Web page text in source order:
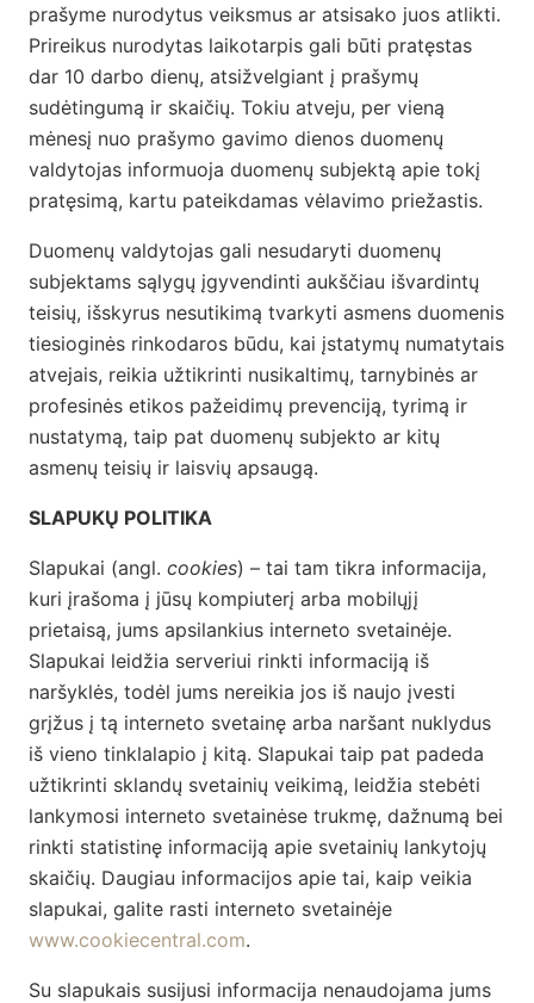
prašyme nurodytus veiksmus ar atsisako juos atlikti.
Prireikus nurodytas laikotarpis gali būti pratęstas
dar 10 darbo dienų, atsižvelgiant į prašymų
sudėtingumą ir skaičių. Tokiu atveju, per vieną
mėnesį nuo prašymo gavimo dienos duomenų
valdytojas informuoja duomenų subjektą apie tokį
pratęsimą, kartu pateikdamas vėlavimo priežastis.
Duomenų valdytojas gali nesudaryti duomenų
subjektams sąlygų įgyvendinti aukščiau išvardintų
teisių, išskyrus nesutikimą tvarkyti asmens duomenis
tiesioginės rinkodaros būdu, kai įstatymų numatytais
atvejais, reikia užtikrinti nusikaltimų, tarnybinės ar
profesinės etikos pažeidimų prevenciją, tyrimą ir
nustatymą, taip pat duomenų subjekto ar kitų
asmenų teisių ir laisvių apsaugą.
SLAPUKŲ POLITIKA
Slapukai (angl. cookies) – tai tam tikra informacija,
kuri įrašoma į jūsų kompiuterį arba mobilųjį
prietaisą, jums apsilankius interneto svetainėje.
Slapukai leidžia serveriui rinkti informaciją iš
naršyklės, todėl jums nereikia jos iš naujo įvesti
grįžus į tą interneto svetainę arba naršant nuklydus
iš vieno tinklalapio į kitą. Slapukai taip pat padeda
užtikrinti sklandų svetainių veikimą, leidžia stebėti
lankymosi interneto svetainėse trukmę, dažnumą bei
rinkti statistinę informaciją apie svetainių lankytojų
skaičių. Daugiau informacijos apie tai, kaip veikia
slapukai, galite rasti interneto svetainėje
www.cookiecentral.com.
Su slapukais susijusi informacija nenaudojama jums